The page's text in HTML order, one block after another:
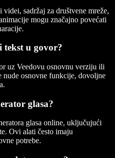
sadržaj za društvene mreže,
mogu značajno povećati
u govor?
uz Veedovu osnovnu verziju ili
nude osnovne funkcije, dovoljne
glasa?
glasa online, uključujući
Ovi alati često imaju
potrebe.